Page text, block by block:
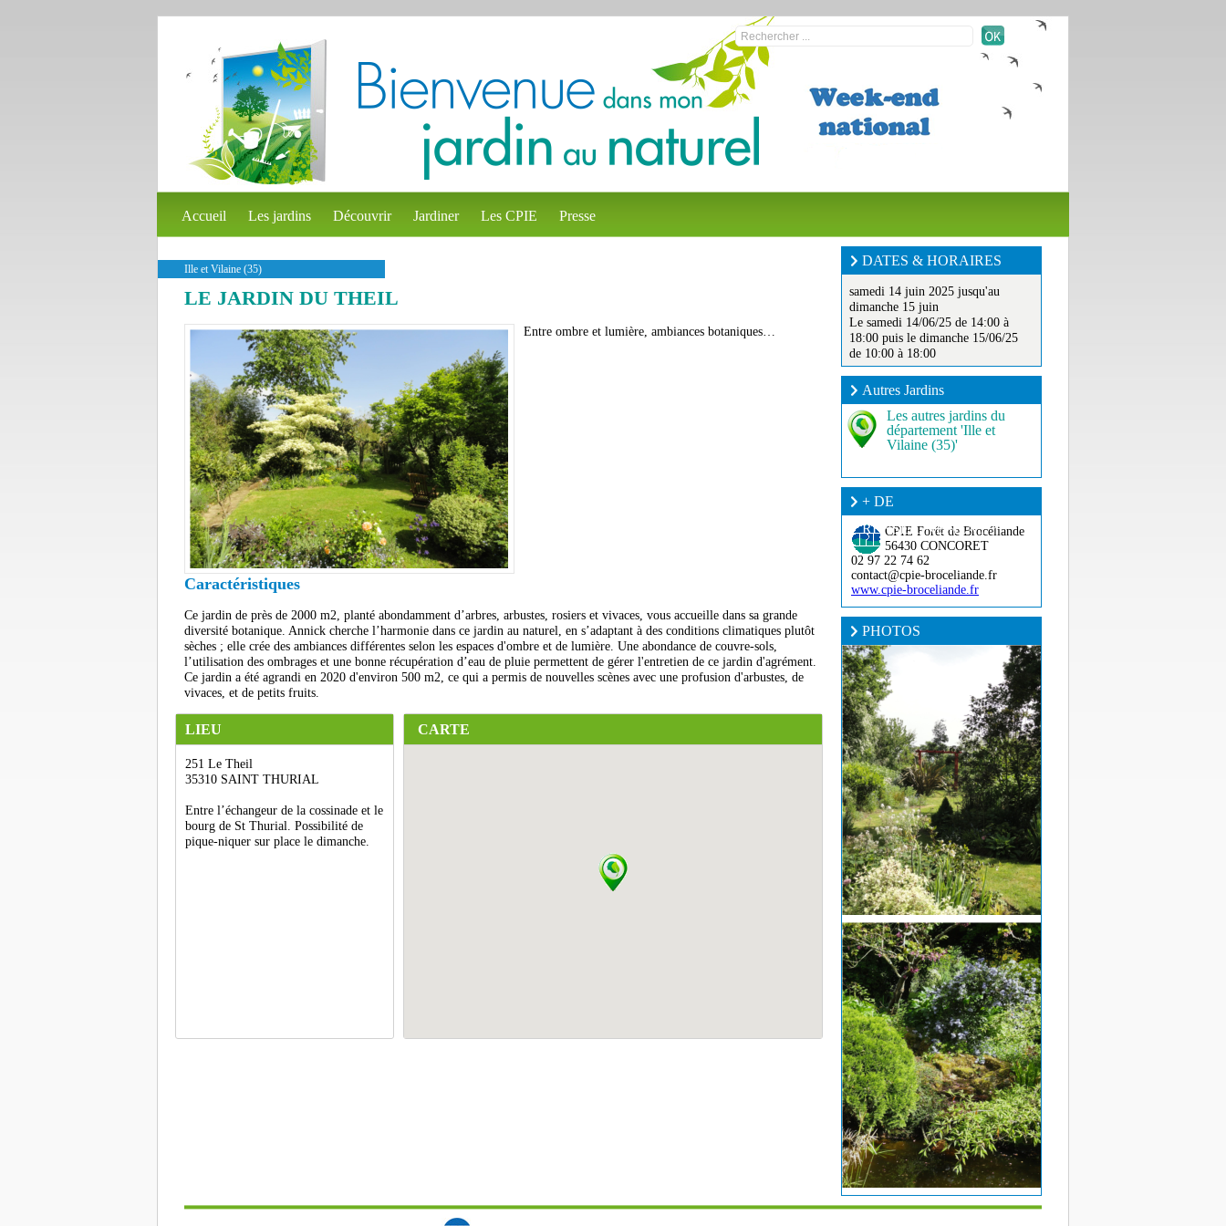
Accueil Les jardins Découvrir Jardiner Les CPIE Presse
Ille et Vilaine (35)
LE JARDIN DU THEIL
Entre ombre et lumière, ambiances botaniques…
Caractéristiques
Ce jardin de près de 2000 m2, planté abondamment d’arbres, arbustes, rosiers et vivaces, vous accueille dans sa grande
diversité botanique. Annick cherche l’harmonie dans ce jardin au naturel, en s’adaptant à des conditions climatiques plutôt
sèches ; elle crée des ambiances différentes selon les espaces d'ombre et de lumière. Une abondance de couvre-sols,
l’utilisation des ombrages et une bonne récupération d’eau de pluie permettent de gérer l'entretien de ce jardin d'agrément.
Ce jardin a été agrandi en 2020 d'environ 500 m2, ce qui a permis de nouvelles scènes avec une profusion d'arbustes, de
vivaces, et de petits fruits.
LIEU
251 Le Theil
35310 SAINT THURIAL
Entre l’échangeur de la cossinade et le
bourg de St Thurial. Possibilité de
pique-niquer sur place le dimanche.
CARTE
DATES & HORAIRES
samedi 14 juin 2025 jusqu'au
dimanche 15 juin
Le samedi 14/06/25 de 14:00 à
18:00 puis le dimanche 15/06/25
de 10:00 à 18:00
Autres Jardins
Les autres jardins du
département 'Ille et
Vilaine (35)'
+ DE
RENSEIGNEMENT ?
CPIE Forêt de Brocéliande
56430 CONCORET
02 97 22 74 62
contact@cpie-broceliande.fr
www.cpie-broceliande.fr
PHOTOS